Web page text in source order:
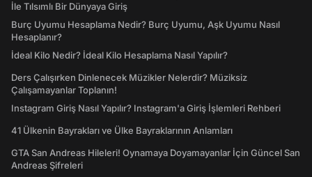
İle Tılsımlı Bir Dünyaya Giriş
Burç Uyumu Hesaplama Nedir? Burç Uyumu, Aşk Uyumu Nasıl
Hesaplanır?
İdeal Kilo Nedir? İdeal Kilo Hesaplama Nasıl Yapılır?
Ders Çalışırken Dinlenecek Müzikler Nelerdir? Müziksiz
Çalışamayanlar Toplanın!
Instagram Giriş Nasıl Yapılır? Instagram'a Giriş İşlemleri Rehberi
41 Ülkenin Bayrakları ve Ülke Bayraklarının Anlamları
GTA San Andreas Hileleri! Oynamaya Doyamayanlar İçin Güncel San
Andreas Şifreleri